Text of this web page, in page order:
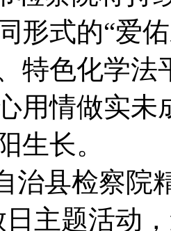
形式的“爱
特色化学法
用情做实
生长。
治县检察院
日主题活动